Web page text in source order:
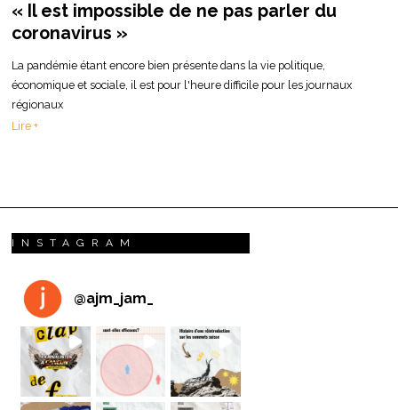
« Il est impossible de ne pas parler du
coronavirus »
La pandémie étant encore bien présente dans la vie politique,
économique et sociale, il est pour l'heure difficile pour les journaux
régionaux
Lire +
INSTAGRAM
@ajm_jam_